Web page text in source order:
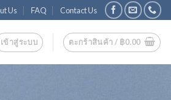
Us FAQ Contact Us
เข้าสู่ระบบ ตะกร้าสินค้า / ฿0.00